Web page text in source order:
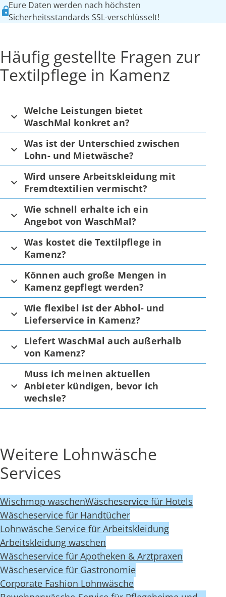
Eure Daten werden nach höchsten
Sicherheitsstandards SSL-verschlüsselt!
Häufig gestellte Fragen zur
Textilpflege in Kamenz
Welche Leistungen bietet
WaschMal konkret an?
Was ist der Unterschied zwischen
Lohn- und Mietwäsche?
Wird unsere Arbeitskleidung mit
Fremdtextilien vermischt?
Wie schnell erhalte ich ein
Angebot von WaschMal?
Was kostet die Textilpflege in
Kamenz?
Können auch große Mengen in
Kamenz gepflegt werden?
Wie flexibel ist der Abhol- und
Lieferservice in Kamenz?
Liefert WaschMal auch außerhalb
von Kamenz?
Muss ich meinen aktuellen
Anbieter kündigen, bevor ich
wechsle?
Weitere Lohnwäsche
Services
Wischmop waschenWäscheservice für Hotels
Wäscheservice für Handtücher
Lohnwäsche Service für Arbeitskleidung
Arbeitskleidung waschen
Wäscheservice für Apotheken & Arztpraxen
Wäscheservice für Gastronomie
Corporate Fashion Lohnwäsche